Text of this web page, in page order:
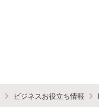
ビジネスお役立ち情報